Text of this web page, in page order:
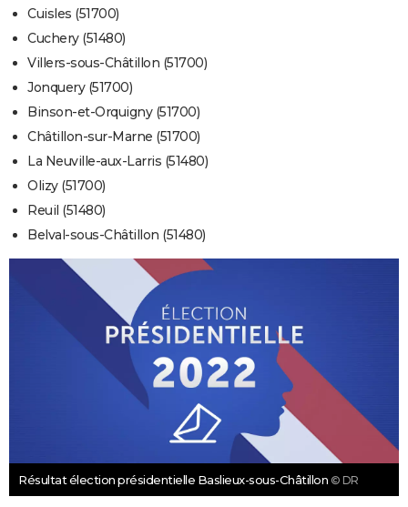
Cuisles (51700)
Cuchery (51480)
Villers-sous-Châtillon (51700)
Jonquery (51700)
Binson-et-Orquigny (51700)
Châtillon-sur-Marne (51700)
La Neuville-aux-Larris (51480)
Olizy (51700)
Reuil (51480)
Belval-sous-Châtillon (51480)
Résultat élection présidentielle Baslieux-sous-Châtillon © DR